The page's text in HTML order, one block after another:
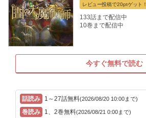
レビュー投稿で20ptゲット！
133話まで配信中
10巻まで配信中
今すぐ無料で読む
1～27話無料(2026/08/20 10:00まで)
1、2巻無料(2026/08/21 0:00まで)